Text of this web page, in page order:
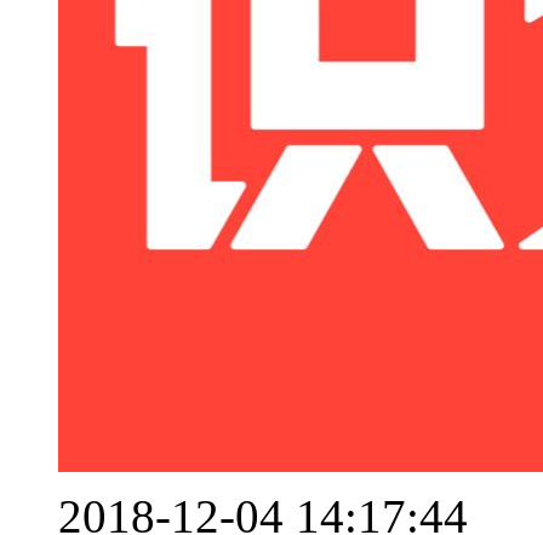
2018-12-04 14:17:44